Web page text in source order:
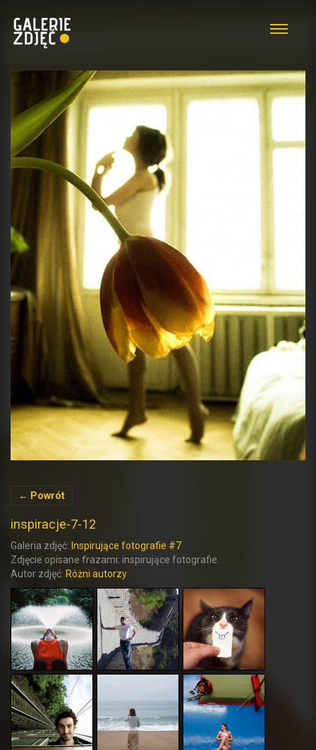
← Powrót
inspiracje-7-12
Galeria zdjęć: Inspirujące fotografie #7
Zdjęcie opisane frazami: inspirujące fotografie.
Autor zdjęć: Różni autorzy